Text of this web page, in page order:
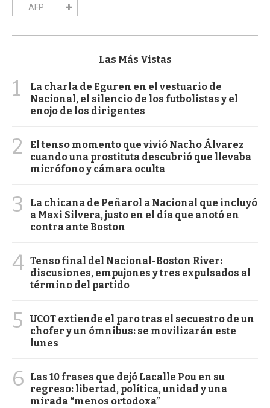
AFP
Las Más Vistas
1
La charla de Eguren en el vestuario de
Nacional, el silencio de los futbolistas y el
enojo de los dirigentes
2
El tenso momento que vivió Nacho Álvarez
cuando una prostituta descubrió que llevaba
micrófono y cámara oculta
3
La chicana de Peñarol a Nacional que incluyó
a Maxi Silvera, justo en el día que anotó en
contra ante Boston
4 Tenso final del Nacional-Boston River:
discusiones, empujones y tres expulsados al
término del partido
5
UCOT extiende el paro tras el secuestro de un
chofer y un ómnibus: se movilizarán este
lunes
6
Las 10 frases que dejó Lacalle Pou en su
regreso: libertad, política, unidad y una
mirada “menos ortodoxa”